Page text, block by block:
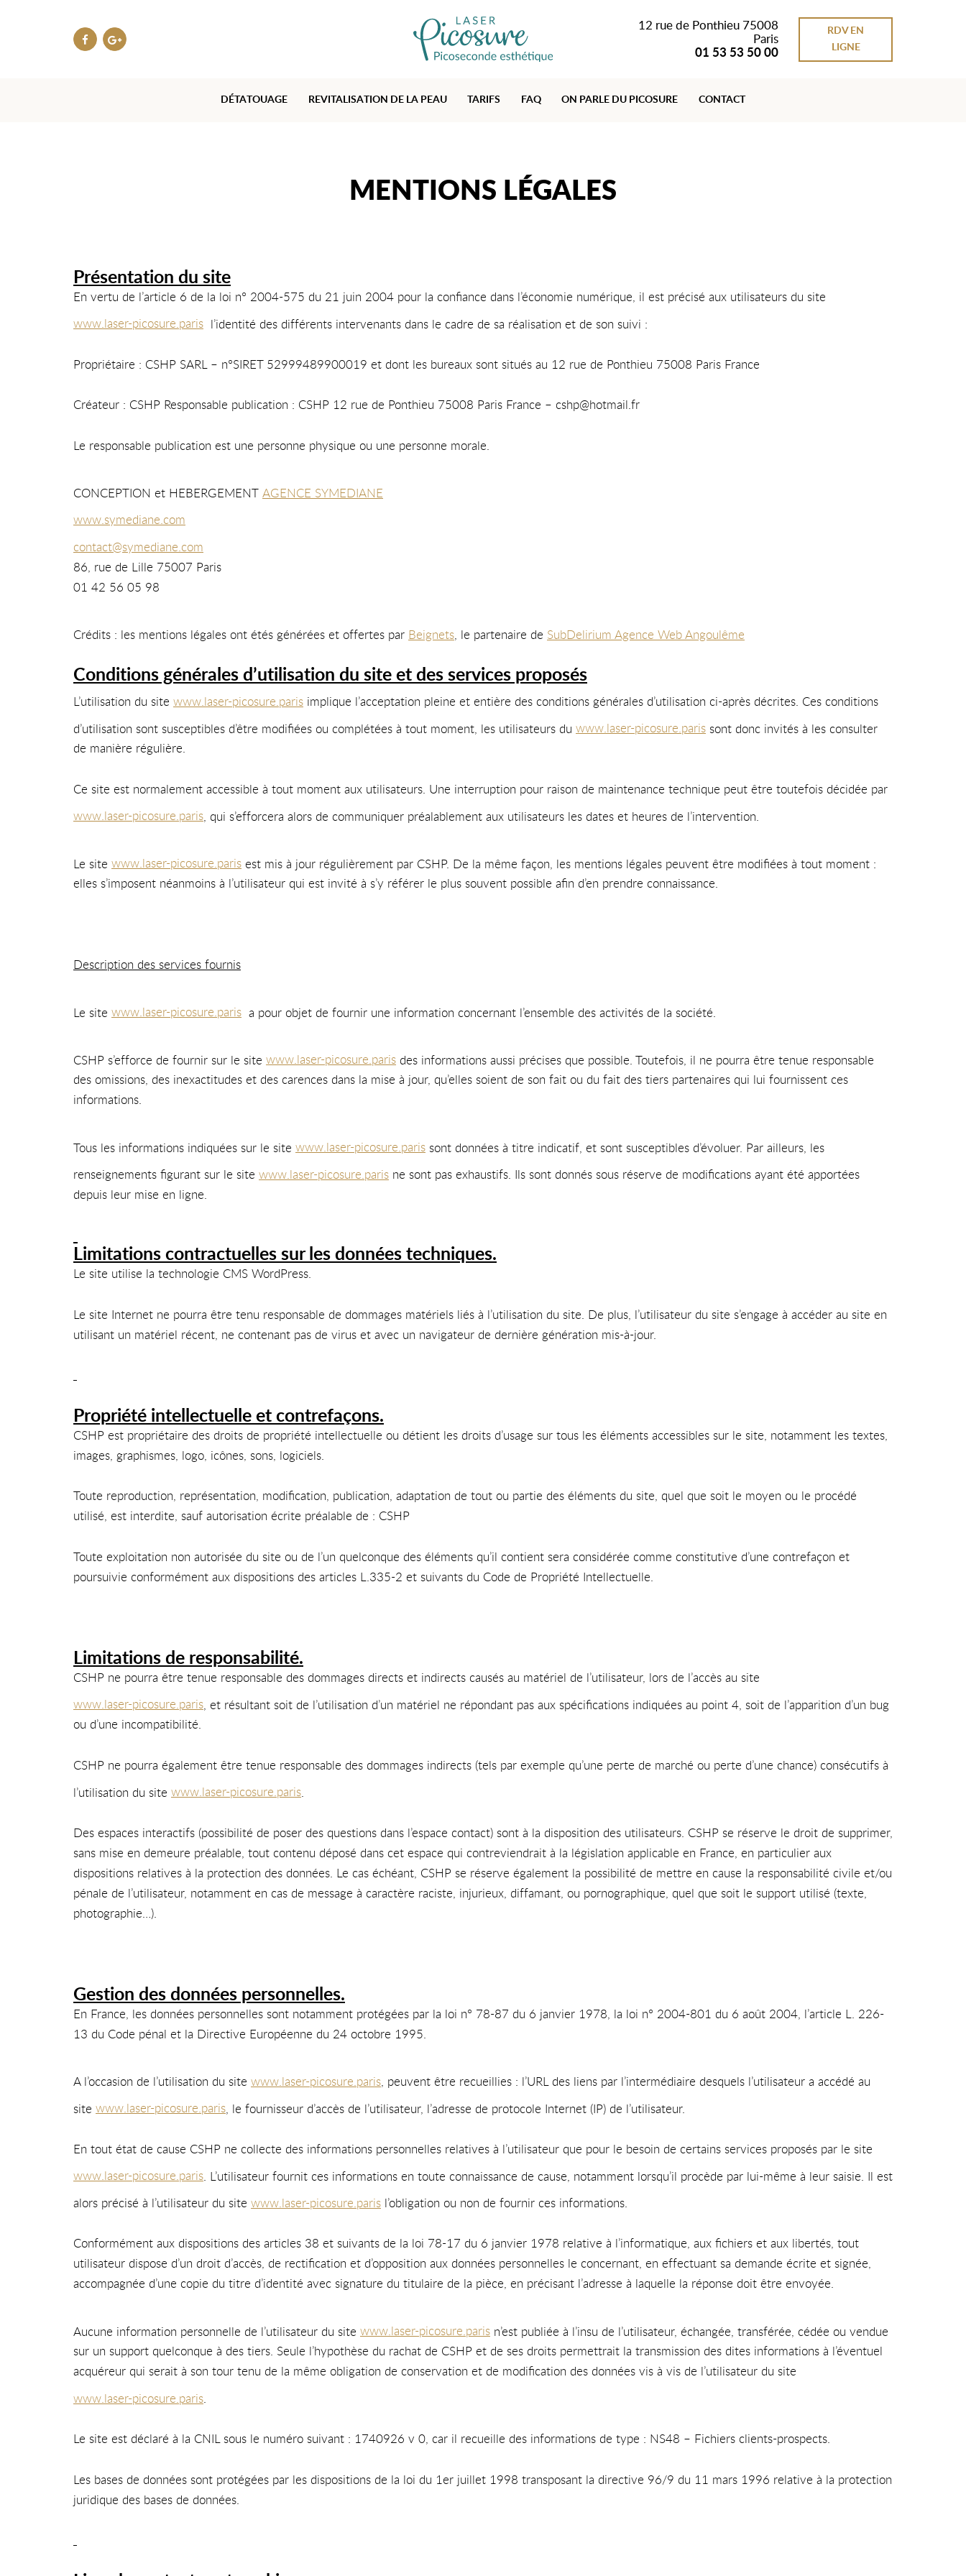
12 rue de Ponthieu 75008
Paris
01 53 53 50 00
RDV EN
LIGNE
DÉTATOUAGE REVITALISATION DE LA PEAU TARIFS FAQ ON PARLE DU PICOSURE CONTACT
MENTIONS LÉGALES
Présentation du site
En vertu de l’article 6 de la loi n° 2004-575 du 21 juin 2004 pour la confiance dans l’économie numérique, il est précisé aux utilisateurs du site
www.laser-picosure.paris l’identité des différents intervenants dans le cadre de sa réalisation et de son suivi :
Propriétaire : CSHP SARL – n°SIRET 52999489900019 et dont les bureaux sont situés au 12 rue de Ponthieu 75008 Paris France
Créateur : CSHP Responsable publication : CSHP 12 rue de Ponthieu 75008 Paris France – cshp@hotmail.fr
Le responsable publication est une personne physique ou une personne morale.
CONCEPTION et HEBERGEMENT AGENCE SYMEDIANE
www.symediane.com
contact@symediane.com
86, rue de Lille 75007 Paris
01 42 56 05 98
Crédits : les mentions légales ont étés générées et offertes par Beignets , le partenaire de SubDelirium Agence Web Angoulême
Conditions générales d’utilisation du site et des services proposés
L’utilisation du site www.laser-picosure.paris implique l’acceptation pleine et entière des conditions générales d’utilisation ci-après décrites. Ces conditions
d’utilisation sont susceptibles d’être modifiées ou complétées à tout moment, les utilisateurs du www.laser-picosure.paris sont donc invités à les consulter
de manière régulière.
Ce site est normalement accessible à tout moment aux utilisateurs. Une interruption pour raison de maintenance technique peut être toutefois décidée par
www.laser-picosure.paris , qui s’efforcera alors de communiquer préalablement aux utilisateurs les dates et heures de l’intervention.
Le site www.laser-picosure.paris est mis à jour régulièrement par CSHP. De la même façon, les mentions légales peuvent être modifiées à tout moment :
elles s’imposent néanmoins à l’utilisateur qui est invité à s’y référer le plus souvent possible afin d’en prendre connaissance.
Description des services fournis
Le site www.laser-picosure.paris a pour objet de fournir une information concernant l’ensemble des activités de la société.
CSHP s’efforce de fournir sur le site www.laser-picosure.paris des informations aussi précises que possible. Toutefois, il ne pourra être tenue responsable
des omissions, des inexactitudes et des carences dans la mise à jour, qu’elles soient de son fait ou du fait des tiers partenaires qui lui fournissent ces
informations.
Tous les informations indiquées sur le site www.laser-picosure.paris sont données à titre indicatif, et sont susceptibles d’évoluer. Par ailleurs, les
renseignements figurant sur le site www.laser-picosure.paris ne sont pas exhaustifs. Ils sont donnés sous réserve de modifications ayant été apportées
depuis leur mise en ligne.
Limitations contractuelles sur les données techniques.
Le site utilise la technologie CMS WordPress.
Le site Internet ne pourra être tenu responsable de dommages matériels liés à l’utilisation du site. De plus, l’utilisateur du site s’engage à accéder au site en
utilisant un matériel récent, ne contenant pas de virus et avec un navigateur de dernière génération mis-à-jour.
Propriété intellectuelle et contrefaçons.
CSHP est propriétaire des droits de propriété intellectuelle ou détient les droits d’usage sur tous les éléments accessibles sur le site, notamment les textes,
images, graphismes, logo, icônes, sons, logiciels.
Toute reproduction, représentation, modification, publication, adaptation de tout ou partie des éléments du site, quel que soit le moyen ou le procédé
utilisé, est interdite, sauf autorisation écrite préalable de : CSHP
Toute exploitation non autorisée du site ou de l’un quelconque des éléments qu’il contient sera considérée comme constitutive d’une contrefaçon et
poursuivie conformément aux dispositions des articles L.335-2 et suivants du Code de Propriété Intellectuelle.
Limitations de responsabilité.
CSHP ne pourra être tenue responsable des dommages directs et indirects causés au matériel de l’utilisateur, lors de l’accès au site
www.laser-picosure.paris , et résultant soit de l’utilisation d’un matériel ne répondant pas aux spécifications indiquées au point 4, soit de l’apparition d’un bug
ou d’une incompatibilité.
CSHP ne pourra également être tenue responsable des dommages indirects (tels par exemple qu’une perte de marché ou perte d’une chance) consécutifs à
l’utilisation du site www.laser-picosure.paris
Des espaces interactifs (possibilité de poser des questions dans l’espace contact) sont à la disposition des utilisateurs. CSHP se réserve le droit de supprimer,
sans mise en demeure préalable, tout contenu déposé dans cet espace qui contreviendrait à la législation applicable en France, en particulier aux
dispositions relatives à la protection des données. Le cas échéant, CSHP se réserve également la possibilité de mettre en cause la responsabilité civile et/ou
pénale de l’utilisateur, notamment en cas de message à caractère raciste, injurieux, diffamant, ou pornographique, quel que soit le support utilisé (texte,
photographie…).
Gestion des données personnelles.
En France, les données personnelles sont notamment protégées par la loi n° 78-87 du 6 janvier 1978, la loi n° 2004-801 du 6 août 2004, l’article L. 226-
13 du Code pénal et la Directive Européenne du 24 octobre 1995.
A l’occasion de l’utilisation du site www.laser-picosure.paris , peuvent être recueillies : l’URL des liens par l’intermédiaire desquels l’utilisateur a accédé au
site www.laser-picosure.paris , le fournisseur d’accès de l’utilisateur, l’adresse de protocole Internet (IP) de l’utilisateur.
En tout état de cause CSHP ne collecte des informations personnelles relatives à l’utilisateur que pour le besoin de certains services proposés par le site
www.laser-picosure.paris . L’utilisateur fournit ces informations en toute connaissance de cause, notamment lorsqu’il procède par lui-même à leur saisie. Il est
alors précisé à l’utilisateur du site www.laser-picosure.paris l’obligation ou non de fournir ces informations.
Conformément aux dispositions des articles 38 et suivants de la loi 78-17 du 6 janvier 1978 relative à l’informatique, aux fichiers et aux libertés, tout
utilisateur dispose d’un droit d’accès, de rectification et d’opposition aux données personnelles le concernant, en effectuant sa demande écrite et signée,
accompagnée d’une copie du titre d’identité avec signature du titulaire de la pièce, en précisant l’adresse à laquelle la réponse doit être envoyée.
Aucune information personnelle de l’utilisateur du site www.laser-picosure.paris n’est publiée à l’insu de l’utilisateur, échangée, transférée, cédée ou vendue
sur un support quelconque à des tiers. Seule l’hypothèse du rachat de CSHP et de ses droits permettrait la transmission des dites informations à l’éventuel
acquéreur qui serait à son tour tenu de la même obligation de conservation et de modification des données vis à vis de l’utilisateur du site
www.laser-picosure.paris
Le site est déclaré à la CNIL sous le numéro suivant : 1740926 v 0, car il recueille des informations de type : NS48 – Fichiers clients-prospects.
Les bases de données sont protégées par les dispositions de la loi du 1er juillet 1998 transposant la directive 96/9 du 11 mars 1996 relative à la protection
juridique des bases de données.